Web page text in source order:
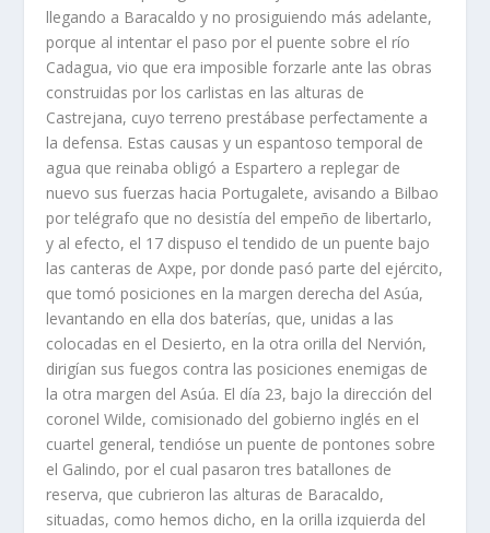
llegando a Baracaldo y no prosiguiendo más adelante,
porque al intentar el paso por el puente sobre el rí­o
Cadagua, vio que era imposible forzarle ante las obras
construidas por los carlistas en las alturas de
Castrejana, cuyo terreno prestábase perfectamente a
la defensa. Estas causas y un espantoso temporal de
agua que reinaba obligó a Espartero a replegar de
nuevo sus fuerzas hacia Portugalete, avisando a Bilbao
por telégrafo que no desistí­a del empeño de libertarlo,
y al efecto, el 17 dispuso el tendido de un puente bajo
las canteras de Axpe, por donde pasó parte del ejército,
que tomó posiciones en la margen derecha del Asúa,
levantando en ella dos baterí­as, que, unidas a las
colocadas en el Desierto, en la otra orilla del Nervión,
dirigí­an sus fuegos contra las posiciones enemigas de
la otra margen del Asúa. El dí­a 23, bajo la dirección del
coronel Wilde, comisionado del gobierno inglés en el
cuartel general, tendióse un puente de pontones sobre
el Galindo, por el cual pasaron tres batallones de
reserva, que cubrieron las alturas de Baracaldo,
situadas, como hemos dicho, en la orilla izquierda del